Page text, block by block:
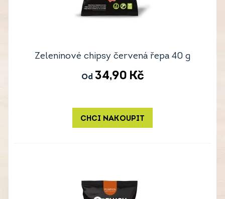
Zeleninové chipsy červená řepa 40 g
Od 34,90 Kč
CHCI NAKOUPIT